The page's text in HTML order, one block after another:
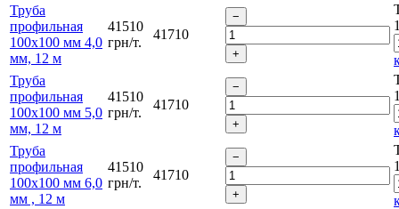
Труба
профильная
100х100 мм 4,0
мм, 12 м
41510
грн/т.
41710
Труба
профильная
100х100 мм 5,0
мм, 12 м
41510
грн/т.
41710
Труба
профильная
100х100 мм 6,0
мм , 12 м
41510
грн/т.
41710